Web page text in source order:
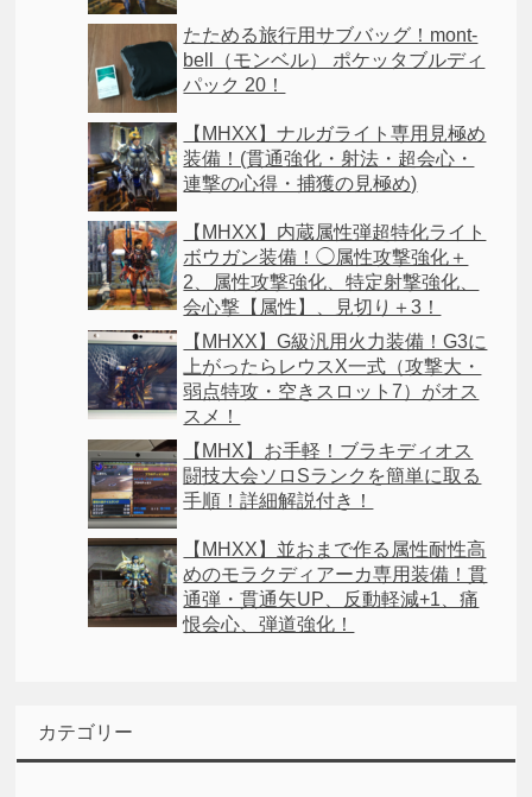
たためる旅行用サブバッグ！mont-
bell（モンベル） ポケッタブルディ
パック 20！
【MHXX】ナルガライト専用見極め
装備！(貫通強化・射法・超会心・
連撃の心得・捕獲の見極め)
【MHXX】内蔵属性弾超特化ライト
ボウガン装備！◯属性攻撃強化＋
2、属性攻撃強化、特定射撃強化、
会心撃【属性】、見切り＋3！
【MHXX】G級汎用火力装備！G3に
上がったらレウスX一式（攻撃大・
弱点特攻・空きスロット7）がオス
スメ！
【MHX】お手軽！ブラキディオス
闘技大会ソロSランクを簡単に取る
手順！詳細解説付き！
【MHXX】並おまで作る属性耐性高
めのモラクディアーカ専用装備！貫
通弾・貫通矢UP、反動軽減+1、痛
恨会心、弾道強化！
カテゴリー